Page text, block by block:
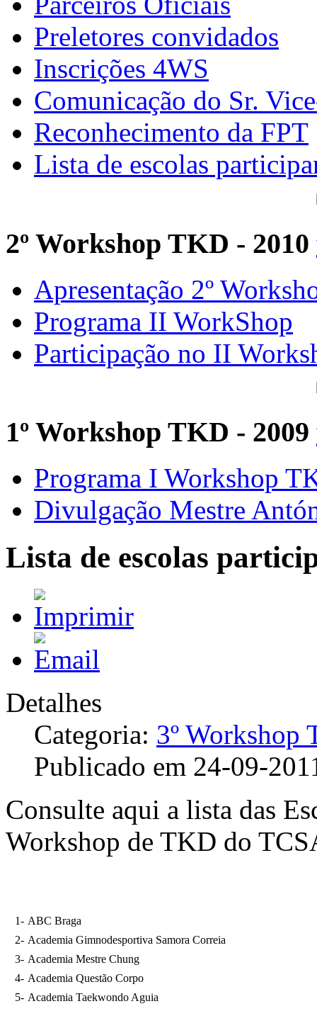
Preletores convidados
Inscrições 4WS
Comunicação do Sr.
Reconhecimento da FPT
Lista de escolas
2º Workshop TKD - 2010
Apresentação 2º
Programa II WorkShop
Participação no II
1º Workshop TKD - 2009
Programa I Workshop
Divulgação Mestre
Lista de escolas
Detalhes
Categoria: 3º Workshop
Publicado em 24-09-
Consulte aqui a lista das
Workshop de TKD do
1- ABC Braga
2- Academia Gimnodesportiva Samora Correia
3- Academia Mestre Chung
4- Academia Questão Corpo
5- Academia Taekwondo Aguia